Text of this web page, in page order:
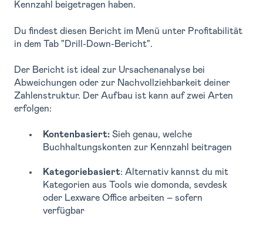
Kennzahl beigetragen haben.
Du findest diesen Bericht im Menü unter Profitabilität
in dem Tab "Drill-Down-Bericht".
Der Bericht ist ideal zur Ursachenanalyse bei
Abweichungen oder zur Nachvollziehbarkeit deiner
Zahlenstruktur. Der Aufbau ist kann auf zwei Arten
erfolgen:
Kontenbasiert: Sieh genau, welche
Buchhaltungskonten zur Kennzahl beitragen
Kategoriebasiert: Alternativ kannst du mit
Kategorien aus Tools wie domonda, sevdesk
oder Lexware Office arbeiten – sofern
verfügbar